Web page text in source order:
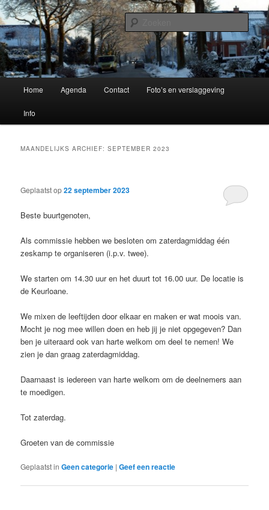
Spring
naar
de
primaire
inhoud
Spring
naar
de
secundaire
inhoudBuurtvereniging Oer 't Spoar
Buitenpost!
Home Agenda Contact Foto’s en verslaggeving
Info
MAANDELIJKS ARCHIEF:SEPTEMBER 2023
Geplaatst op22 september 2023
Beste buurtgenoten,
Als commissie hebben we besloten om zaterdagmiddag één
zeskamp te organiseren (i.p.v. twee).
We starten om 14.30 uur en het duurt tot 16.00 uur. De locatie is
de Keurloane.
We mixen de leeftijden door elkaar en maken er wat moois van.
Mocht je nog mee willen doen en heb jij je niet opgegeven? Dan
ben je uiteraard ook van harte welkom om deel te nemen! We
zien je dan graag zaterdagmiddag.
Daarnaast is iedereen van harte welkom om de deelnemers aan
te moedigen.
Tot zaterdag.
Groeten van de commissie
Geplaatst in Geen categorie |Geef een reactie